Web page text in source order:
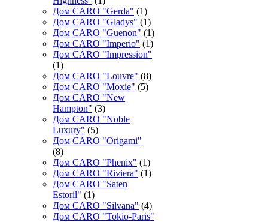
Дом CARO "Gerda" (1)
Дом CARO "Gladys" (1)
Дом CARO "Guenon" (1)
Дом CARO "Imperio" (1)
Дом CARO "Impression"
(1)
Дом CARO "Louvre" (8)
Дом CARO "Moxie" (5)
Дом CARO "New
Hampton" (3)
Дом CARO "Noble
Luxury" (5)
Дом CARO "Origami"
(8)
Дом CARO "Phenix" (1)
Дом CARO "Riviera" (1)
Дом CARO "Saten
Estoril" (1)
Дом CARO "Silvana" (4)
Дом CARO "Tokio-Paris"